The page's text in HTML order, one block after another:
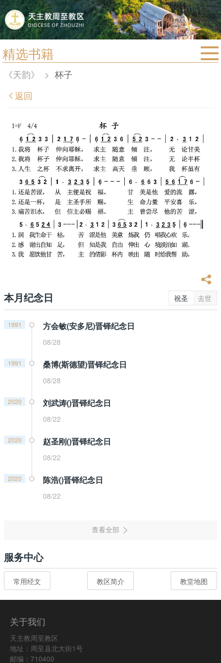
精选书籍
首页
宗教法规
教区简介
信仰文萃
教会圣月
《天韵》 > 杯子
返回
本月纪念日 祝圣 去世
1991 方会敏(安多尼)晋铎纪念日
08/28
1991 桑博(斯德望)晋铎纪念日
08/28
2020 刘武涛()晋铎纪念日
08/22
2020 赵圣刚()晋铎纪念日
08/22
2020 陈浩()晋铎纪念日
08/22
服务中心
常用经文 教区简介 教堂地图
关于我们
天主教周至教区
地址：周至县北大街1号
邮编：710400